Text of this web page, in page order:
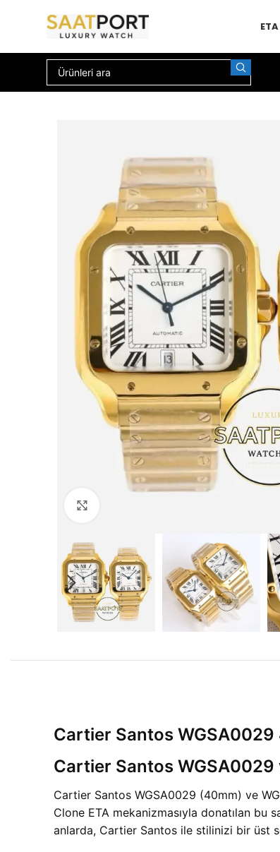
Cartier Santos
Cartier Santos WGSA0029
Cartier Santos WGSA0029 (40mm) ve
Clone ETA mekanizmasıyla donatılan
anlarda, Cartier Santos ile stilinizi bir üst